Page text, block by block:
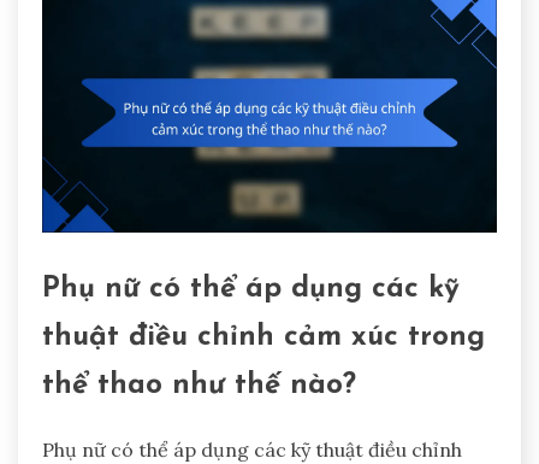
Phụ nữ có thể áp dụng các kỹ
thuật điều chỉnh cảm xúc trong
thể thao như thế nào?
Phụ nữ có thể áp dụng các kỹ thuật điều chỉnh